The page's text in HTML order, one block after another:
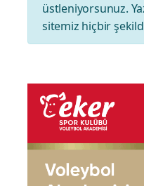
üstleniyorsunuz.
sitemiz hiçbir